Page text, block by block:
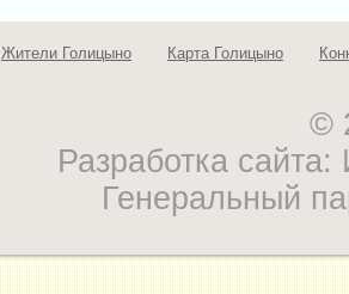
Жители Голицыно Карта Голицыно
©
Разработка
Генеральный